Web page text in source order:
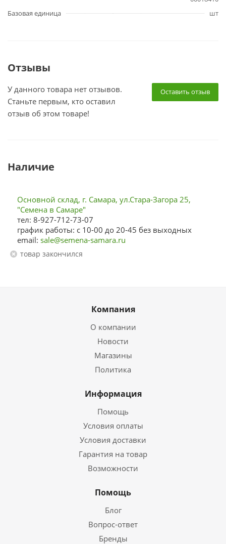
Базовая единица
шт
Отзывы
Оставить отзыв
У данного товара нет отзывов.
Станьте первым, кто оставил
отзыв об этом товаре!
Наличие
Основной склад, г. Самара, ул.Стара-Загора 25,
"Семена в Самаре"
тел: 8-927-712-73-07
график работы: с 10-00 до 20-45 без выходных
email: sale@semena-samara.ru
Товар закончился
Компания
О компании
Новости
Магазины
Политика
Информация
Помощь
Условия оплаты
Условия доставки
Гарантия на товар
Возможности
Помощь
Блог
Вопрос-ответ
Бренды